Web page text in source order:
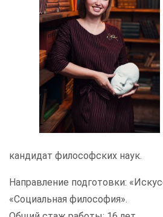
кандидат философских наук.
Направление подготовки:
«Социальная философия».